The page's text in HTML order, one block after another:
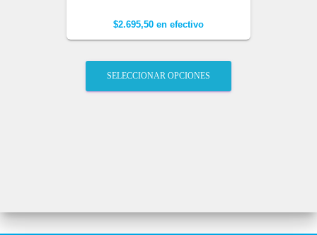
d
e
p
d
$2.695,50 en efectivo
SELECCIONAR OPCIONES